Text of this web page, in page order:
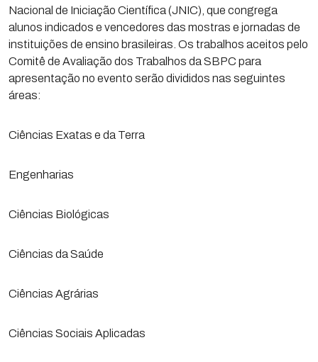
Nacional de Iniciação Científica (JNIC), que congrega
alunos indicados e vencedores das mostras e jornadas de
instituições de ensino brasileiras. Os trabalhos aceitos pelo
Comitê de Avaliação dos Trabalhos da SBPC para
apresentação no evento serão divididos nas seguintes
áreas:
Ciências Exatas e da Terra
Engenharias
Ciências Biológicas
Ciências da Saúde
Ciências Agrárias
Ciências Sociais Aplicadas